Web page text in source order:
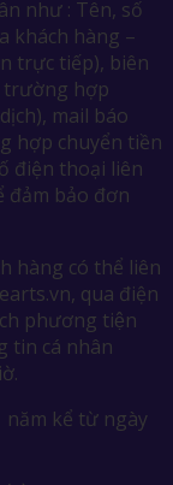
như : Tên, số
khách hàng –
trực tiếp), biên
trường hợp
mail báo
hợp chuyển tiền
điện thoại liên
đảm bảo đơn
hàng có thể liên
qua điện
phương tiện
tin cá nhân
năm kể từ ngày